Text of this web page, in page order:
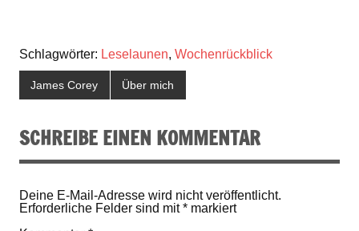
Schlagwörter: Leselaunen, Wochenrückblick
James Corey Über mich
SCHREIBE EINEN KOMMENTAR
Deine E-Mail-Adresse wird nicht veröffentlicht.
Erforderliche Felder sind mit* markiert